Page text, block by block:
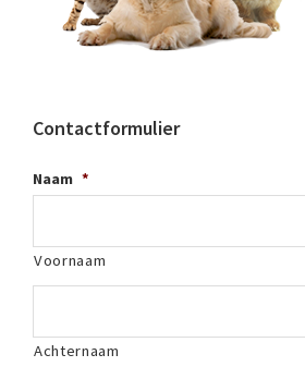
Contactformulier
Naam *
Voornaam
Achternaam